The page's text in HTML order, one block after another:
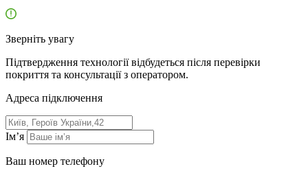
Зверніть увагу
Підтвердження технології відбудеться після перевірки
покриття та консультації з оператором.
Адресa підключення
Ім’я
Ваш номер телефону